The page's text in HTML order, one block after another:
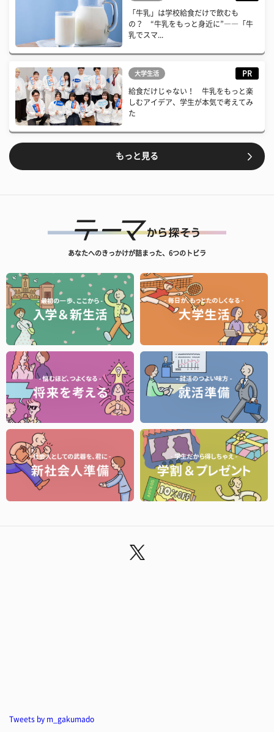
「牛乳」は学校給食だけで飲むも
の？ “牛乳をもっと身近に”――「牛
乳でスマ...
大学生活 PR
給食だけじゃない！ 牛乳をもっと楽
しむアイデア、学生が本気で考えてみ
た
もっと見る
あなたへのきっかけが詰まった、6つのトビラ
Tweets by m_gakumado